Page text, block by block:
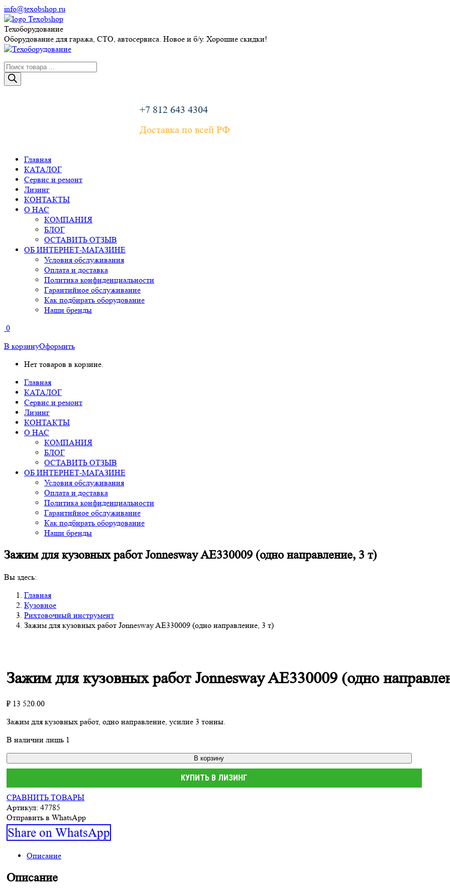
Перейти
к
содержанию
info@texobshop.ru
Telegram
page
opens
in
window
Whatsapp
page
opens
in
window
Вконтакте
page
opens
in
window
Сайт
page
opens
in
window
Техоборудование
Оборудование для гаража, СТО, автосервиса. Новое и б/у. Хорошие скидки!
Поиск
товаров
+7 812 643 4304
Доставка по всей РФ
Главная
КАТАЛОГ
Сервис и ремонт
Лизинг
КОНТАКТЫ
О НАС
КОМПАНИЯ
БЛОГ
ОСТАВИТЬ ОТЗЫВ
ОБ ИНТЕРНЕТ-МАГАЗИНЕ
Условия обслуживания
Оплата и доставка
Политика конфиденциальности
Гарантийное обслуживание
Как подбирать оборудование
Наши бренды
0
В корзинуОформить
Нет товаров в корзине.
Главная
КАТАЛОГ
Сервис и ремонт
Лизинг
КОНТАКТЫ
О НАС
КОМПАНИЯ
БЛОГ
ОСТАВИТЬ ОТЗЫВ
ОБ ИНТЕРНЕТ-МАГАЗИНЕ
Условия обслуживания
Оплата и доставка
Политика конфиденциальности
Гарантийное обслуживание
Как подбирать оборудование
Наши бренды
Зажим для кузовных работ Jonnesway AE330009 (одно направление, 3 т)
Вы здесь:
Главная
Кузовное
Рихтовочный инструмент
Зажим для кузовных работ Jonnesway AE330009 (одно направление, 3 т)
Зажим для кузовных работ Jonnesway AE330009 (одно
₽ 13 520.00
Зажим для кузовных работ, одно направление, усилие 3 тонны.
В наличии лишь 1
В корзину
КУПИТЬ В ЛИЗИНГ
СРАВНИТЬ ТОВАРЫ
Артикул: 47785
Отправить в WhatsApp
Share on WhatsApp
Описание
Описание